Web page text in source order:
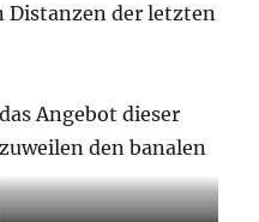
Distanzen der letzten
Angebot dieser
den banalen